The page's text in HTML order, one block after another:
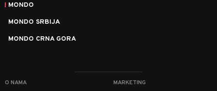
MONDO
MONDO SRBIJA
MONDO CRNA GORA
O NAMA MARKETING